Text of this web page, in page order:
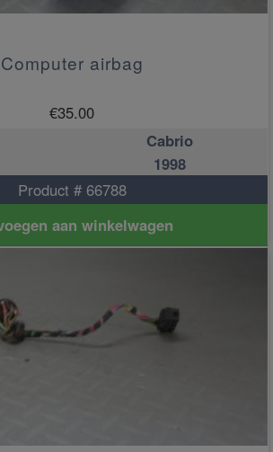
Computer airbag
€35.00
Cabrio
1998
Product # 66788
aan winkelwagen